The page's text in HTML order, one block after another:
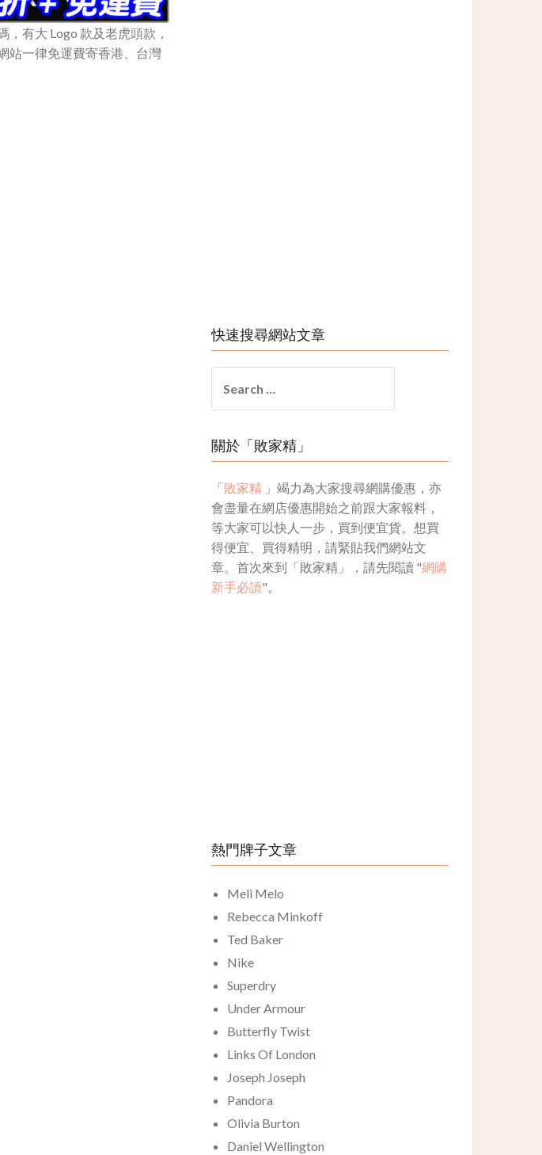
有大 Logo 款及老虎頭款，
站一律免運費寄香港、台灣
快速搜尋網站文章
for:
關於「敗家精」
「敗家精 」竭力為大家搜尋網購優惠，亦
會盡量在網店優惠開始之前跟大家報料，
等大家可以快人一步，買到便宜貨。想買
得便宜、買得精明，請緊貼我們網站文
章。首次來到「敗家精」，請先閱讀 "網購
新手必讀"。
熱門牌子文章
Meli Melo
Rebecca Minkoff
Ted Baker
Nike
Superdry
Under Armour
Butterfly Twist
Links Of London
Joseph Joseph
Pandora
Olivia Burton
Daniel Wellington